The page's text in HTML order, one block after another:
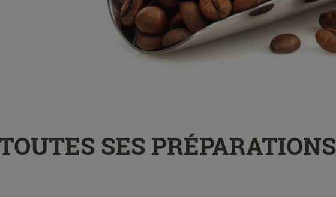
SES PRÉPARATIONS